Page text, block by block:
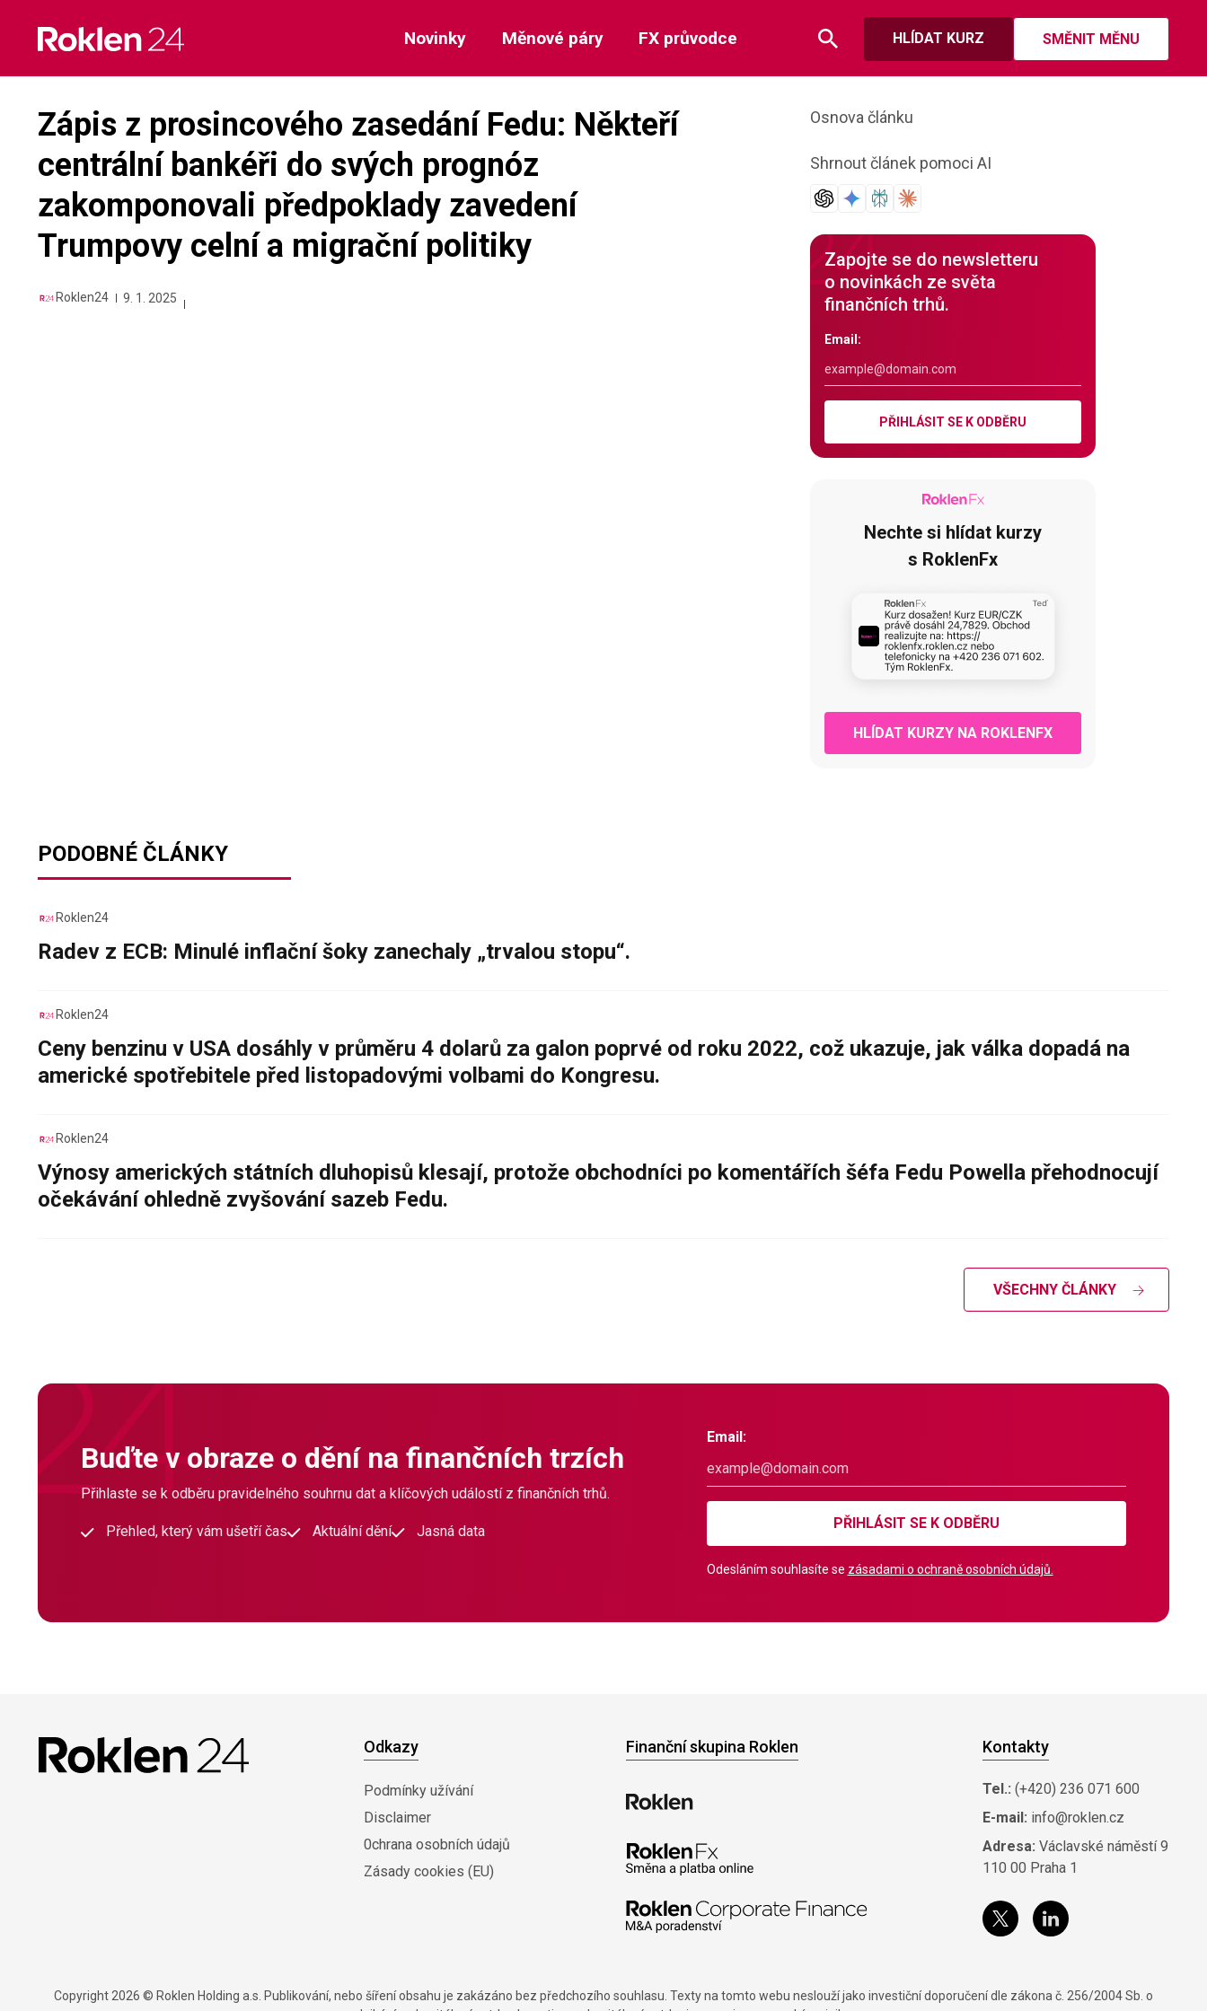
content
HLÍDAT KURZ SMĚNIT MĚNU
Novinky Měnové páry FX průvodce
Zápis z prosincového zasedání Fedu: Někteří
centrální bankéři do svých prognóz
zakomponovali předpoklady zavedení
Trumpovy celní a migrační politiky
Roklen24 9. 1. 2025
Osnova článku
Shrnout článek pomoci AI
Zapojte se do newsletteru
o novinkách ze světa
finančních trhů.
Email:
PŘIHLÁSIT SE K ODBĚRU
Nechte si hlídat kurzy
s RoklenFx
HLÍDAT KURZY NA ROKLENFX
PODOBNÉ ČLÁNKY
Roklen24
Radev z ECB: Minulé inflační šoky zanechaly „trvalou stopu“.
Roklen24
Ceny benzinu v USA dosáhly v průměru 4 dolarů za galon poprvé od roku 2022, což ukazuje, jak válka dopadá na
americké spotřebitele před listopadovými volbami do Kongresu.
Roklen24
Výnosy amerických státních dluhopisů klesají, protože obchodníci po komentářích šéfa Fedu Powella přehodnocují
očekávání ohledně zvyšování sazeb Fedu.
VŠECHNY ČLÁNKY
Buďte v obraze o dění na finančních trzích
Přihlaste se k odběru pravidelného souhrnu dat a klíčových událostí z finančních trhů.
Přehled, který vám ušetří čas Aktuální dění Jasná data
Email:
PŘIHLÁSIT SE K ODBĚRU
Odesláním souhlasíte se zásadami o ochraně osobních údajů.
Odkazy
Podmínky užívání
Disclaimer
0chrana osobních údajů
Zásady cookies (EU)
Finanční skupina Roklen Kontakty
Tel.: (+420) 236 071 600
E-mail: info@roklen.cz
Adresa: Václavské náměstí 9
110 00 Praha 1
Copyright 2026 © Roklen Holding a.s. Publikování, nebo šíření obsahu je zakázáno bez předchozího souhlasu. Texty na tomto webu neslouží jako investiční doporučení dle zákona č. 256/2004 Sb. o